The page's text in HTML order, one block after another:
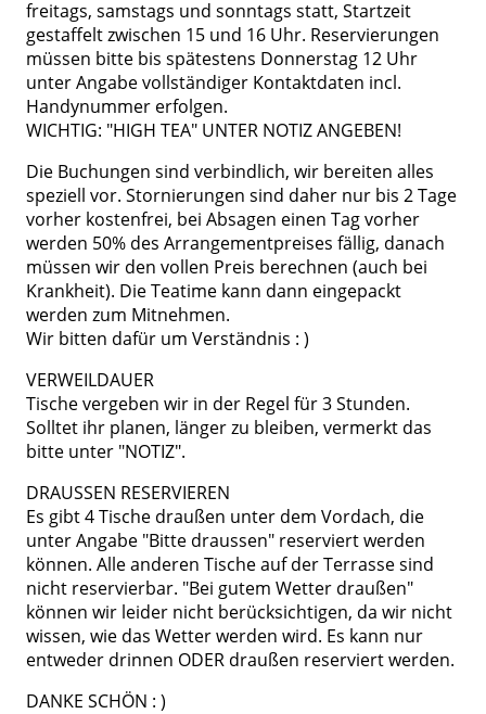
freitags, samstags und sonntags statt, Startzeit
gestaffelt zwischen 15 und 16 Uhr. Reservierungen
müssen bitte bis spätestens Donnerstag 12 Uhr
unter Angabe vollständiger Kontaktdaten incl.
Handynummer erfolgen.
WICHTIG: "HIGH TEA" UNTER NOTIZ ANGEBEN!
Die Buchungen sind verbindlich, wir bereiten alles
speziell vor. Stornierungen sind daher nur bis 2 Tage
vorher kostenfrei, bei Absagen einen Tag vorher
werden 50% des Arrangementpreises fällig, danach
müssen wir den vollen Preis berechnen (auch bei
Krankheit). Die Teatime kann dann eingepackt
werden zum Mitnehmen.
Wir bitten dafür um Verständnis : )
VERWEILDAUER
Tische vergeben wir in der Regel für 3 Stunden.
Solltet ihr planen, länger zu bleiben, vermerkt das
bitte unter "NOTIZ".
DRAUSSEN RESERVIEREN
Es gibt 4 Tische draußen unter dem Vordach, die
unter Angabe "Bitte draussen" reserviert werden
können. Alle anderen Tische auf der Terrasse sind
nicht reservierbar. "Bei gutem Wetter draußen"
können wir leider nicht berücksichtigen, da wir nicht
wissen, wie das Wetter werden wird. Es kann nur
entweder drinnen ODER draußen reserviert werden.
DANKE SCHÖN : )